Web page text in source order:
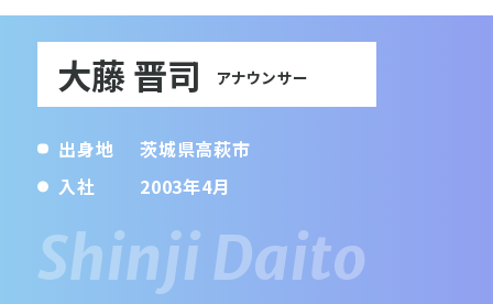
大藤 晋司 アナウンサー
出身地
茨城県高萩市
入社
2003年4月